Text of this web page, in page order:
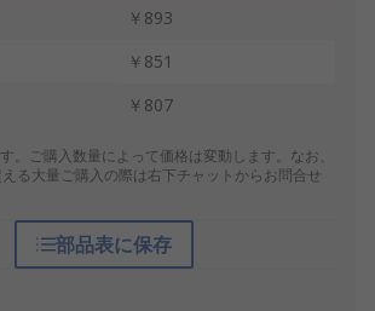
￥893
￥851
￥807
。ご購入数量によって価格は変動します。なお、
る大量ご購入の際は右下チャットからお問合せ
部品表に保存